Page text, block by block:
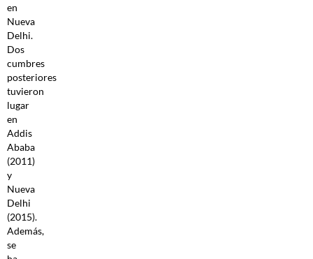
en
Nueva
Delhi.
Dos
cumbres
posteriores
tuvieron
lugar
en
Addis
Ababa
(2011)
y
Nueva
Delhi
(2015).
Además,
se